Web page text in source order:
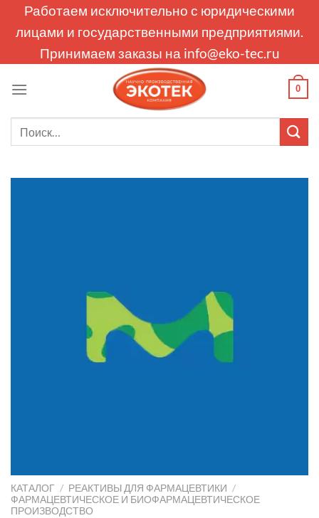
Работаем исключительно с юридическими
лицами и государственными предприятиями.
Принимаем заказы на info@eko-tec.ru
0
КАТАЛОГ / РЕАКТИВЫ ДЛЯ ФАРМАЦЕВТИКИ /
ФАРМАЦЕВТИЧЕСКОЕ И БИОФАРМАЦЕВТИЧЕСКОЕ
ПРОИЗВОДСТВО